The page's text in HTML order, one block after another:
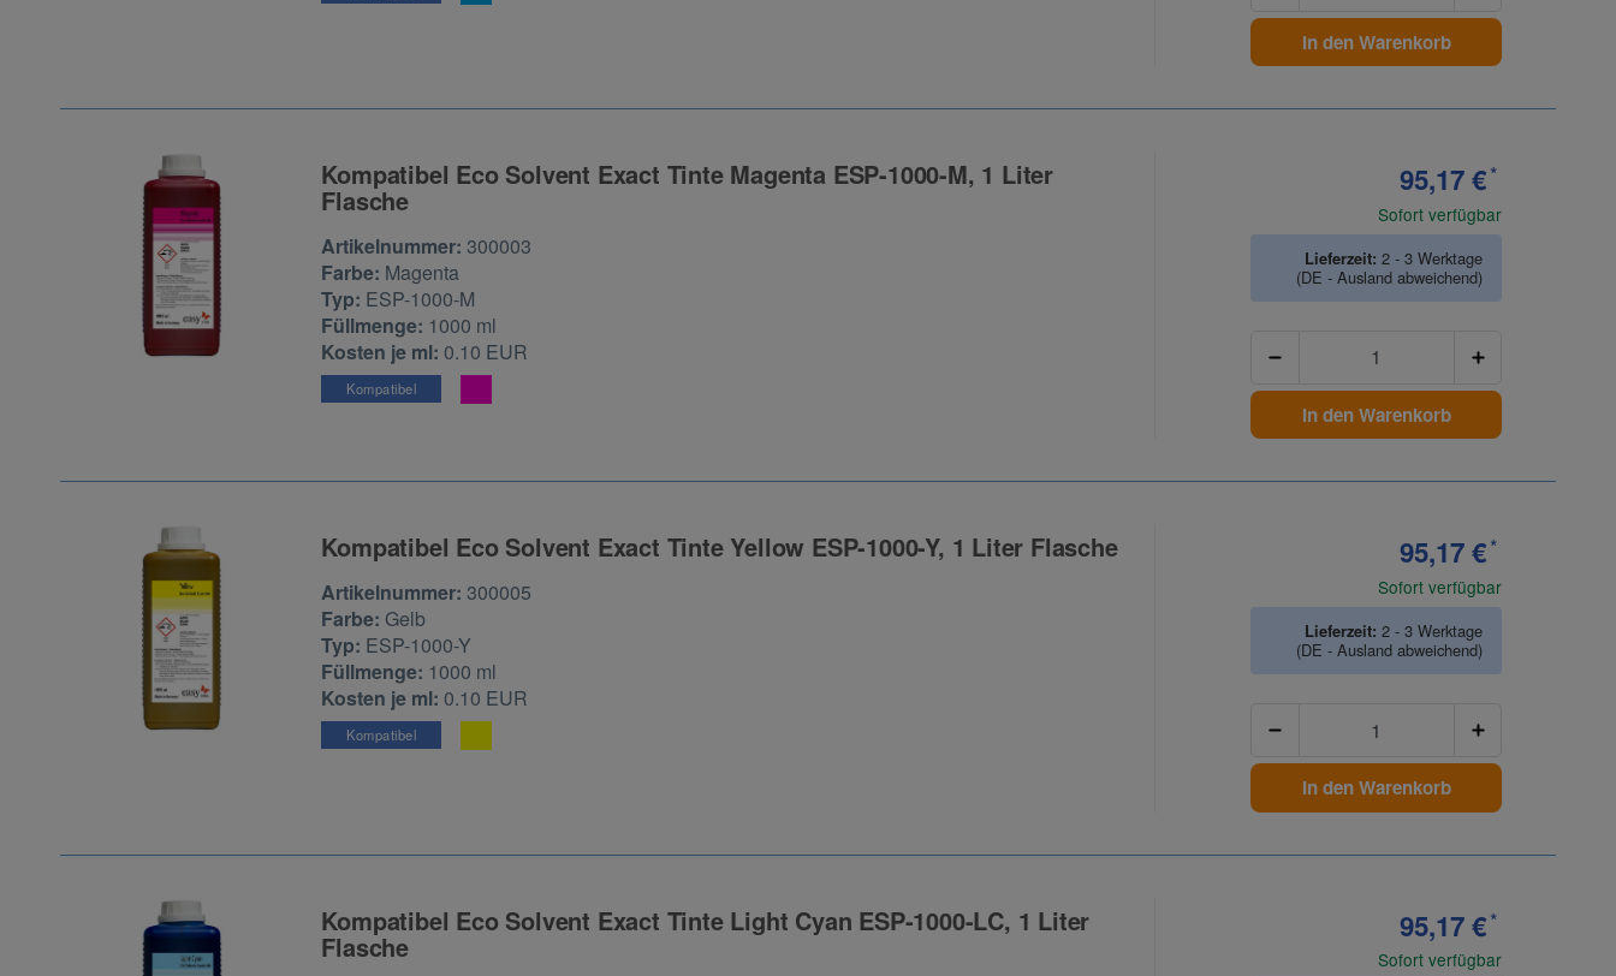
In den Warenkorb
Kompatibel Eco Solvent Exact Tinte Magenta ESP-1000-M, 1 Liter
Flasche
Artikelnummer: 300003
Farbe: Magenta
Typ: ESP-1000-M
Füllmenge: 1000 ml
Kosten je ml: 0.10 EUR
Kompatibel
95,17 €*
Sofort verfügbar
Lieferzeit: 2 - 3 Werktage
(DE - Ausland abweichend)
In den Warenkorb
Kompatibel Eco Solvent Exact Tinte Yellow ESP-1000-Y, 1 Liter Flasche
Zur Artikelbewertung
Artikelnummer: 300005
Farbe: Gelb
Typ: ESP-1000-Y
Füllmenge: 1000 ml
Kosten je ml: 0.10 EUR
Kompatibel
95,17 €*
Sofort verfügbar
Lieferzeit: 2 - 3 Werktage
(DE - Ausland abweichend)
In den Warenkorb
Kompatibel Eco Solvent Exact Tinte Light Cyan ESP-1000-LC, 1 Liter
Flasche
95,17 €*
Sofort verfügbar